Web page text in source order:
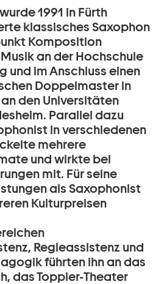
1991 in Fürth
klassisches Saxophon
Komposition
an der Hochschule
und im Anschluss einen
Doppelmaster in
den Universitäten
Parallel dazu
in verschiedenen
mehrere
und wirkte bei
mit. Für seine
als Saxophonist
Kulturpreisen
Regieassistenz und
führten ihn an das
das Toppler-Theater